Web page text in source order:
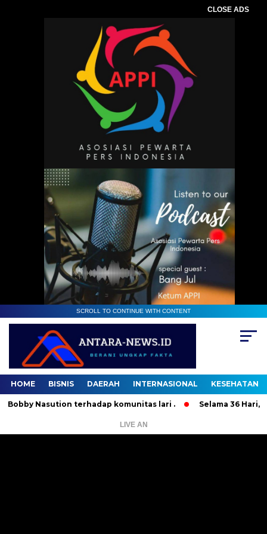
CLOSE ADS
SCROLL TO CONTINUE WITH CONTENT
HOME BISNIS DAERAH INTERNASIONAL KESEHATAN
Nasution terhadap komunitas lari . Selama 36 Hari, 37
LIVE AN